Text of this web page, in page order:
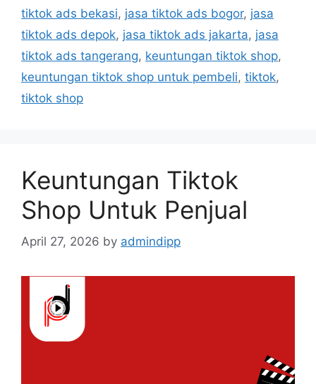
tiktok ads bekasi, jasa tiktok ads bogor, jasa
tiktok ads depok, jasa tiktok ads jakarta, jasa
tiktok ads tangerang, keuntungan tiktok shop,
keuntungan tiktok shop untuk pembeli, tiktok,
tiktok shop
Keuntungan Tiktok
Shop Untuk Penjual
April 27, 2026 by admindipp